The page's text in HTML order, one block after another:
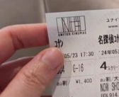
ン
ツ
に